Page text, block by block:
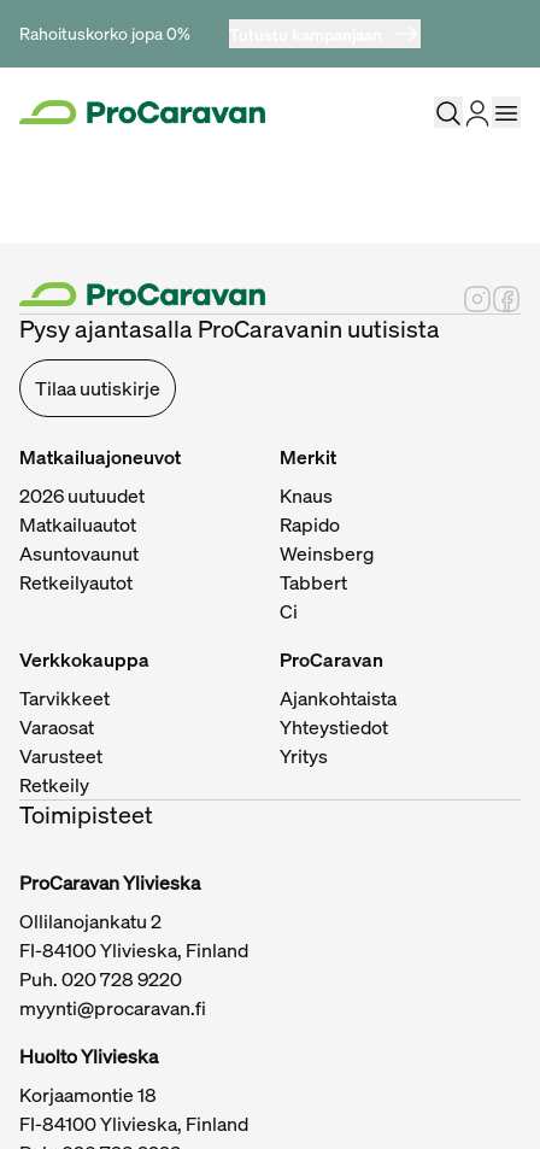
Rahoituskorko jopa 0%
Pysy ajantasalla ProCaravanin uutisista
Tilaa uutiskirje
Matkailuajoneuvot
2026 uutuudet
Matkailuautot
Asuntovaunut
Retkeilyautot
Merkit
Knaus
Rapido
Weinsberg
Tabbert
Ci
Verkkokauppa
Tarvikkeet
Varaosat
Varusteet
Retkeily
ProCaravan
Ajankohtaista
Yhteystiedot
Yritys
Toimipisteet
ProCaravan Ylivieska
Ollilanojankatu 2
FI-84100 Ylivieska, Finland
Puh.020 728 9220
myynti@procaravan.fi
Huolto Ylivieska
Korjaamontie 18
FI-84100 Ylivieska, Finland